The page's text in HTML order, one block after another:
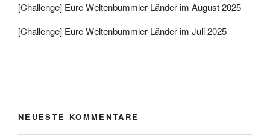
[Challenge] Eure Weltenbummler-Länder im August 2025
[Challenge] Eure Weltenbummler-Länder im Juli 2025
NEUESTE KOMMENTARE